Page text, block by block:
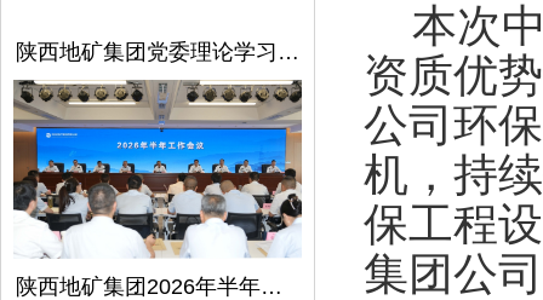
陕西地矿集团党委理论学习中心组召开第5次学习（扩大）会议
陕西地矿集团2026年半年工作会议在西安召开
本次中
资质优
公司环
机，持
保工程
集团公